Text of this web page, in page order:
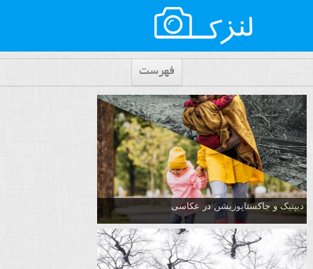
فهرست
دیپتیک و جاکستا‌پوزیشن در عکاسی